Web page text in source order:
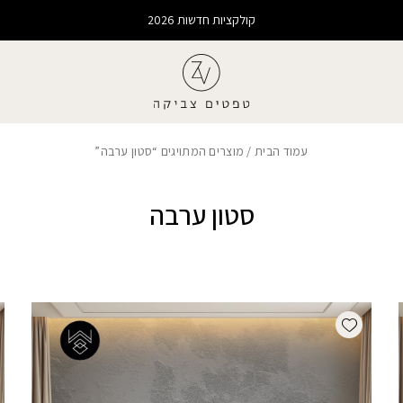
קולקציות חדשות 2026
עמוד הבית/ מוצרים המתויגים “סטון ערבה”
סטון ערבה
Add wishlist